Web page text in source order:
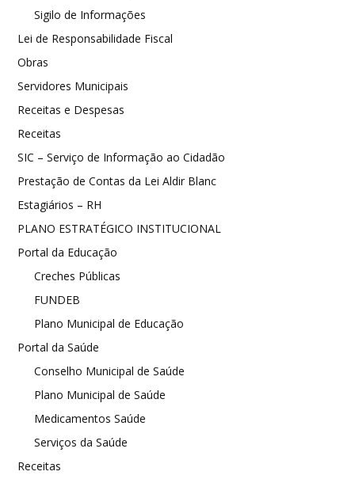
Sigilo de Informações
Lei de Responsabilidade Fiscal
Obras
Servidores Municipais
Receitas e Despesas
Receitas
SIC – Serviço de Informação ao Cidadão
Prestação de Contas da Lei Aldir Blanc
Estagiários – RH
PLANO ESTRATÉGICO INSTITUCIONAL
Portal da Educação
Creches Públicas
FUNDEB
Plano Municipal de Educação
Portal da Saúde
Conselho Municipal de Saúde
Plano Municipal de Saúde
Medicamentos Saúde
Serviços da Saúde
Receitas